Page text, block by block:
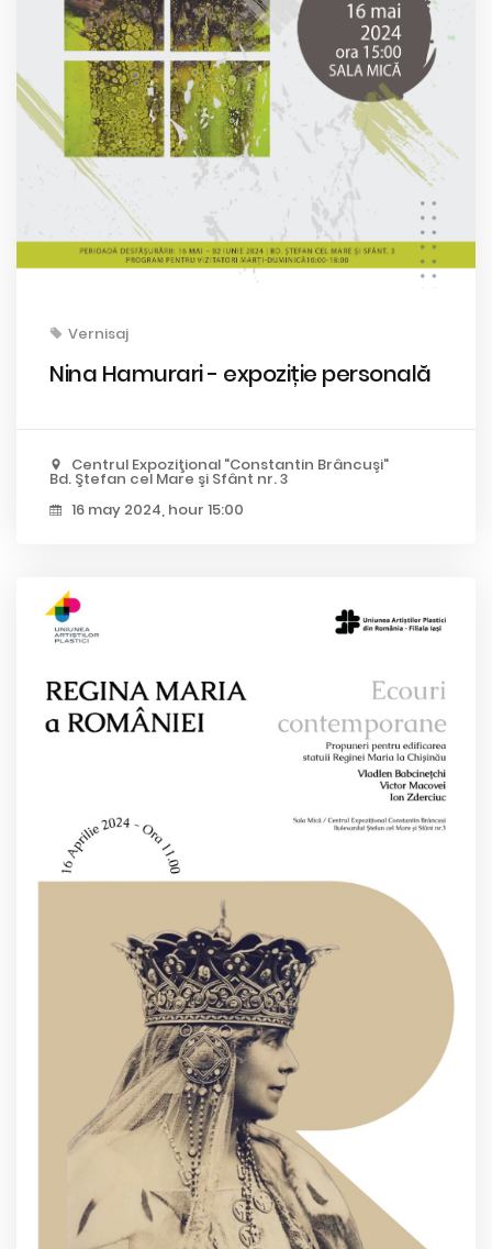
Vernisaj
Nina Hamurari - expoziție personală
Centrul Expoziţional "Constantin Brâncuşi"
Bd. Ştefan cel Mare şi Sfânt nr. 3
16 may 2024, hour 15:00